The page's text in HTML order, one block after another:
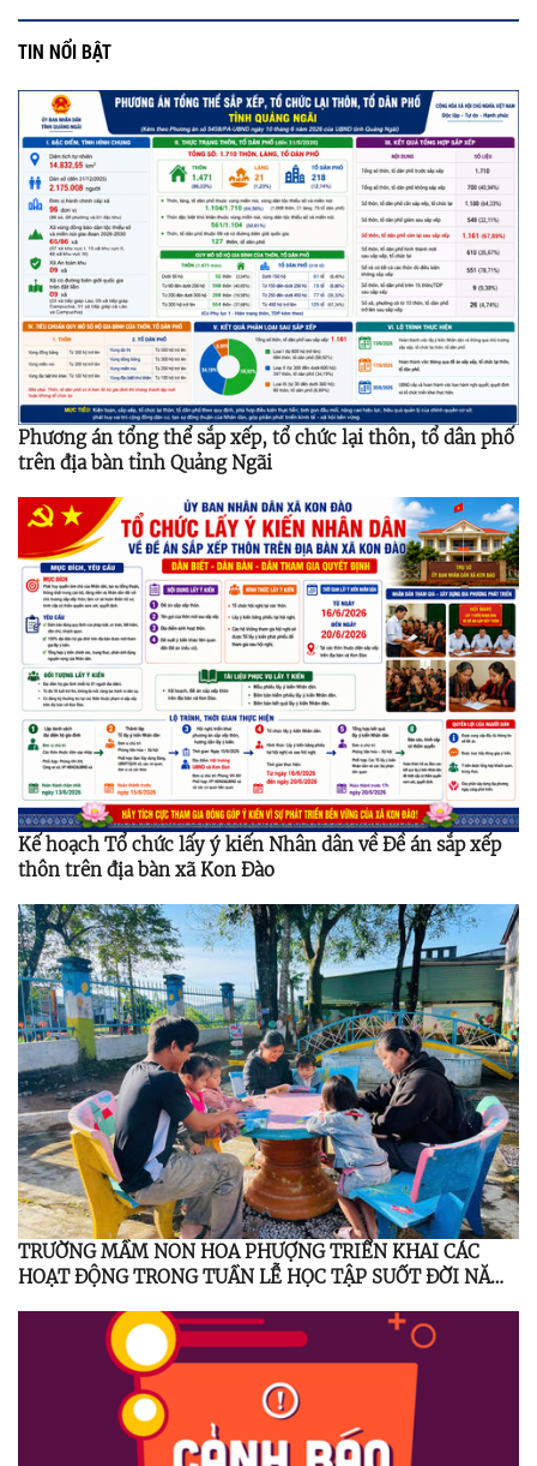
TIN NỔI BẬT
Phương án tổng thể sắp xếp, tổ chức lại thôn, tổ dân phố
trên địa bàn tỉnh Quảng Ngãi
Kế hoạch Tổ chức lấy ý kiến Nhân dân về Đề án sắp xếp
thôn trên địa bàn xã Kon Đào
TRƯỜNG MẦM NON HOA PHƯỢNG TRIỂN KHAI CÁC
HOẠT ĐỘNG TRONG TUẦN LỄ HỌC TẬP SUỐT ĐỜI NĂM